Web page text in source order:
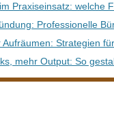
Praxiseinsatz: welche
Professionelle
Aufräumen: Strategien
mehr Output: So